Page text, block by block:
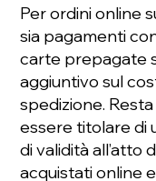
Per ordini online
sia pagamenti
carte prepagate
aggiuntivo sul
spedizione.
essere titolare di
di validità all’atto
acquistati online